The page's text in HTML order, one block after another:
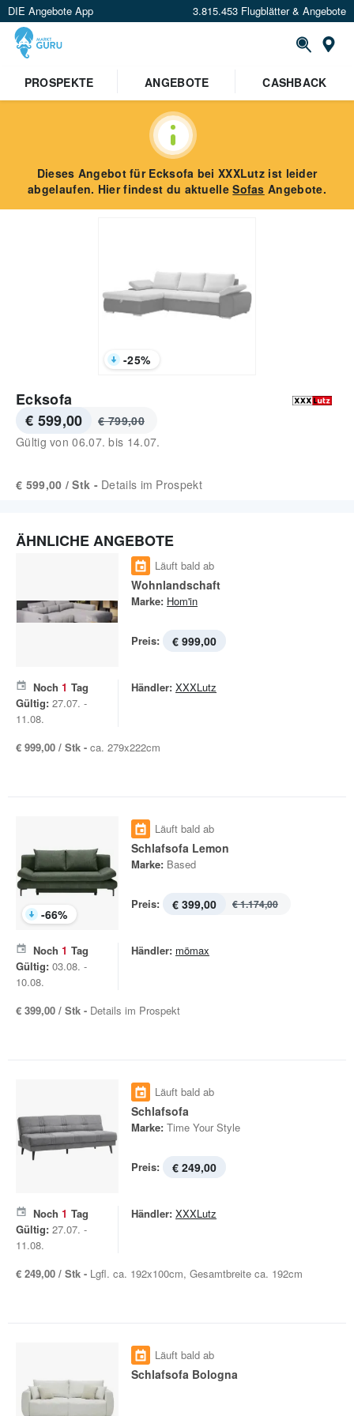
DIE Angebote App 3.815.453 Flugblätter & Angebote
PROSPEKTE
ANGEBOTE CASHBACK
Dieses Angebot für Ecksofa bei XXXLutz ist leider
abgelaufen. Hier findest du aktuelle Sofas Angebote.
-25%
Ecksofa
€ 599,00
€ 799,00
Gültig von06.07. bis 14.07.
€ 599,00 / Stk - Details im Prospekt
ÄHNLICHE ANGEBOTE
Läuft bald ab
Wohnlandschaft
Marke: Hom'in
Preis: € 999,00
Noch 1 Tag
Gültig: 27.07. -
11.08.
Händler: XXXLutz
€ 999,00 / Stk - ca. 279x222cm
-66%
Läuft bald ab
Schlafsofa Lemon
Marke: Based
Preis: € 399,00 € 1.174,00
Noch 1 Tag
Gültig: 03.08. -
10.08.
Händler: mömax
€ 399,00 / Stk - Details im Prospekt
Läuft bald ab
Schlafsofa
Marke: Time Your Style
Preis: € 249,00
Noch 1 Tag
Gültig: 27.07. -
11.08.
Händler: XXXLutz
€ 249,00 / Stk - Lgfl. ca. 192x100cm, Gesamtbreite ca. 192cm
Läuft bald ab
Schlafsofa Bologna